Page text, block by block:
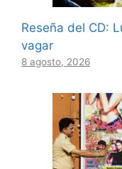
Reseña del CD:
vagar
8 agosto, 2026